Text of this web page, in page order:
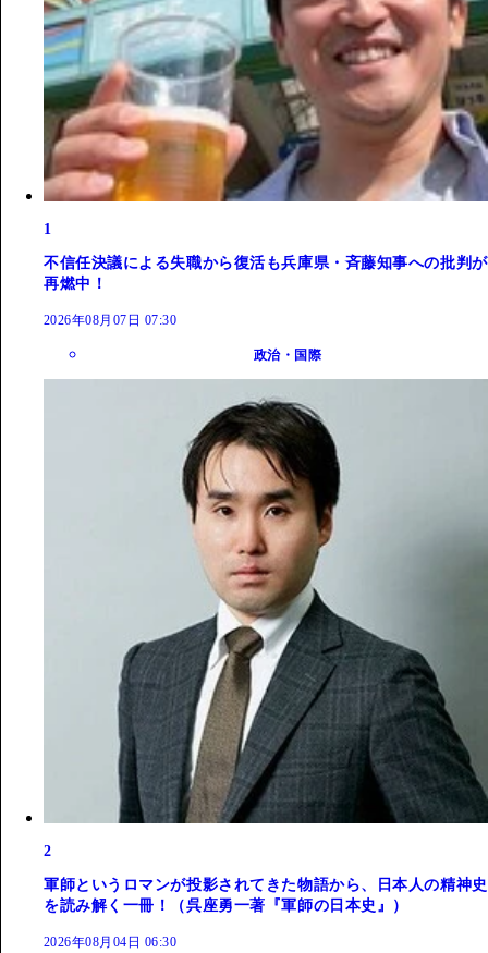
1
不信任決議による失職から復活も兵庫県・斉藤知事への批判が
再燃中！
2026年08月07日 07:30
政治・国際
2
軍師というロマンが投影されてきた物語から、日本人の精神史
を読み解く一冊！（呉座勇一著『軍師の日本史』）
2026年08月04日 06:30